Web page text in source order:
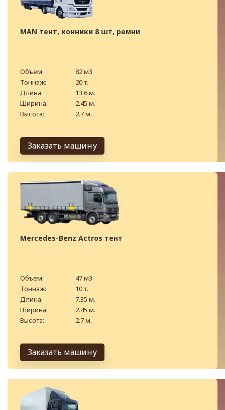
MAN тент, конники 8 шт, ремни
Объем:
82 м3
Тоннаж:
20 т.
Длина:
13.6 м.
Ширина:
2.45 м.
Высота:
2.7 м.
Заказать машину
Mercedes-Benz Actros тент
Объем:
47 м3
Тоннаж:
10 т.
Длина:
7.35 м.
Ширина:
2.45 м.
Высота:
2.7 м.
Заказать машину